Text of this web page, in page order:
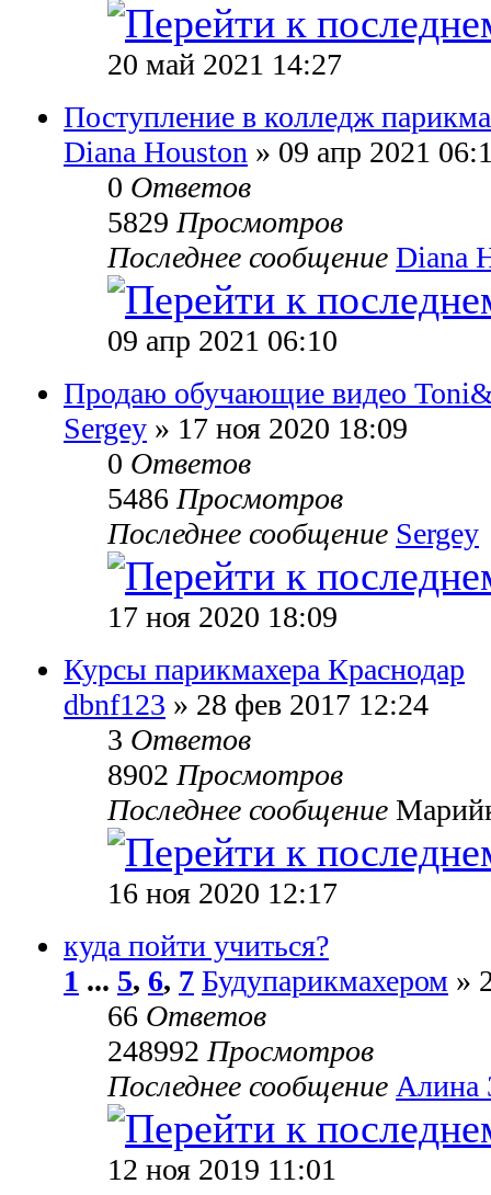
20 май 2021 14:27
Поступление в колледж
Diana Houston » 09 апр 2021
0 Ответов
5829Просмотров
Последнее сообщение Diana
09 апр 2021 06:10
Продаю обучающие видео
Sergey » 17 ноя 2020 18:09
0 Ответов
5486Просмотров
Последнее сообщение Sergey
17 ноя 2020 18:09
Курсы парикмахера Краснодар
dbnf123 » 28 фев 2017 12:24
3 Ответов
8902Просмотров
Последнее сообщение
16 ноя 2020 12:17
куда пойти учиться?
1 ... 5, 6, 7 Будупарикмахером »
66 Ответов
248992Просмотров
Последнее сообщение Алина
12 ноя 2019 11:01